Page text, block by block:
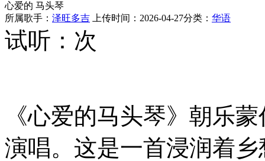
心爱的 马头琴
所属歌手： 泽旺多吉 上传时间：2026-04-27分类： 华语
试听： 次
《心爱的马头琴》朝乐
演唱。这是一首浸润着